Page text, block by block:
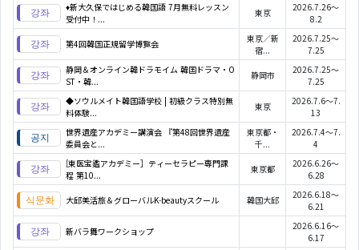
♦新大久保ではじめる韓国語 7月無料レッスン
受付中！...
東京
2026.7.26～
8.2
第4回韓国正規留学博覧会
東京／新
宿...
2026.7.25～
7.25
静岡＆オンライン韓ドラモイム 韓国ドラマ・O
ST・韓...
静岡市
2026.7.25～
7.25
◆ソウルメイト韓国語学校 | 初級クラス特別無
料体験...
東京
2026.7.6～7.
13
世界遺産アカデミー講演会 『第48回世界遺産
委員会と...
東京都・
千...
2026.7.4～7.
4
[東医宝鑑アカデミー］ティーセラピー専門課
程 第10...
東京都
2026.6.26～
6.28
大邱美活旅＆グローバルK-beautyスクール 韓国大邱
2026.6.18～
6.21
新バラ舞ワークショップ
2026.6.16～
6.17